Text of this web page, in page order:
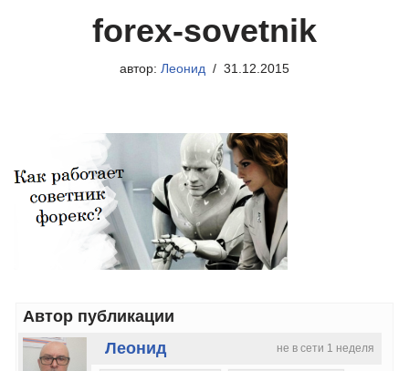
forex-sovetnik
автор: Леонид 31.12.2015
Автор публикации
не в сети 1 неделя
Леонид